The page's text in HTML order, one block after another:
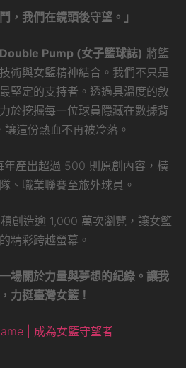
，我們在鏡頭後守望。」
Double Pump (女子籃球誌) 將籃
術與女籃精神結合。我們不只是
堅定的支持者。透過具溫度的敘
於挖掘每一位球員隱藏在數據背
這份熱血不再被冷落。
年產出超過 500 則原創內容，橫
、職業聯賽至旅外球員。
創造逾 1,000 萬次瀏覽，讓女籃
的精彩跨越螢幕。
場關於力量與夢想的紀錄。讓我
力挺臺灣女籃！
| 成為女籃守望者